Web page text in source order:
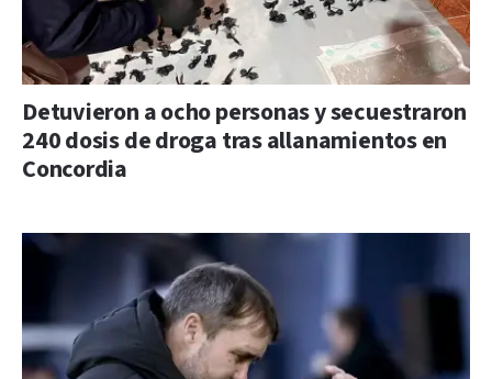
Detuvieron a ocho personas y secuestraron
240 dosis de droga tras allanamientos en
Concordia